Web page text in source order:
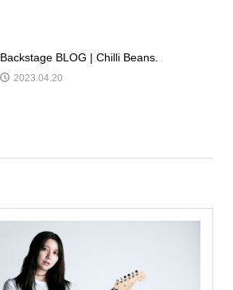
Backstage BLOG | Chilli Beans.
2023.04.20